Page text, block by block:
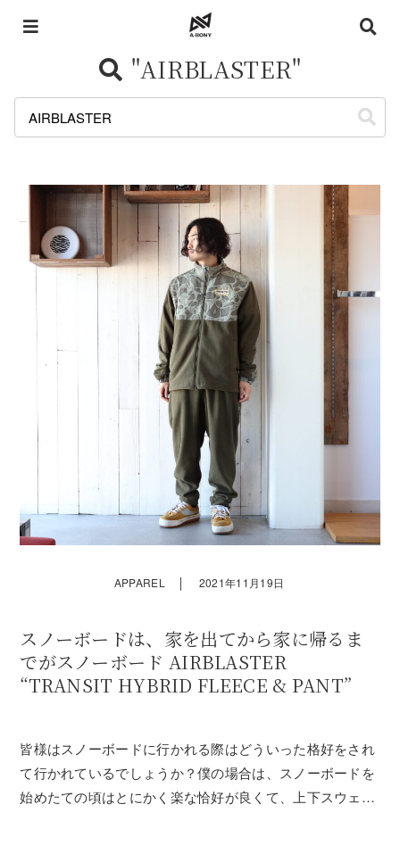
"AIRBLASTER"
APPAREL ｜ 2021年11月19日
スノーボードは、家を出てから家に帰るま
でがスノーボード AIRBLASTER
“TRANSIT HYBRID FLEECE & PANT”
皆様はスノーボードに行かれる際はどういった格好をされ
て行かれているでしょうか？僕の場合は、スノーボードを
始めたての頃はとにかく楽な恰好が良くて、上下スウェッ